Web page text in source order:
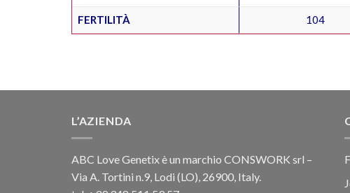
FERTILITÀ 104
L’AZIENDA
ABC Love Genetix è un marchio CONSWORK srl –
Via A. Tortini n.9, Lodi (LO), 26900, Italy.